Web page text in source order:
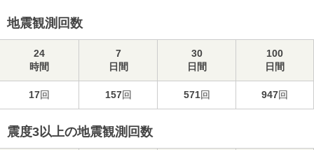
地震観測回数
24
時間
7
日間
30
日間
100
日間
17回 157回 571回 947回
震度3以上の地震観測回数